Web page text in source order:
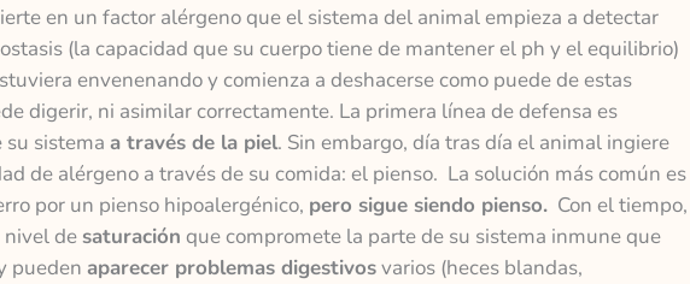
en un factor alérgeno que el sistema del animal empieza a detectar
(la capacidad que su cuerpo tiene de mantener el ph y el equilibrio)
envenenando y comienza a deshacerse como puede de estas
digerir, ni asimilar correctamente. La primera línea de defensa es
sistema a través de la piel. Sin embargo, día tras día el animal ingiere
de alérgeno a través de su comida: el pienso. La solución más común es
por un pienso hipoalergénico, pero sigue siendo pienso.Con el tiempo,
nivel desaturación que compromete la parte de su sistema inmune que
pueden aparecer problemas digestivosvarios (heces blandas,